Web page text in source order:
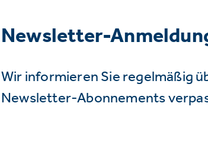
Newsletter-
Wir informieren Sie regelmäßig
Newsletter-Abonnements